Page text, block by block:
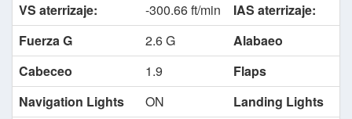
VS aterrizaje:
-300.66 ft/min
IAS aterrizaje:
Fuerza G
2.6 G
Alabaeo
Cabeceo
1.9
Flaps
Navigation Lights
ON
Landing Lights